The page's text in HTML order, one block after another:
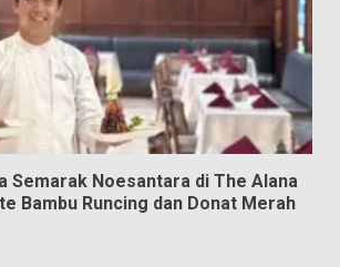
Semarak Noesantara di The Alana
Bambu Runcing dan Donat Merah